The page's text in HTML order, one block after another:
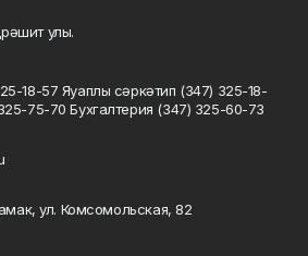
улы.
18-57 Яуаплы сәркәтип (347) 325-18-
75-70 Бухгалтерия (347) 325-60-73
ул. Комсомольская, 82